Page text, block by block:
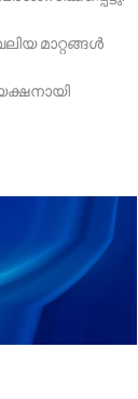
മാറ്റങ്ങൾ